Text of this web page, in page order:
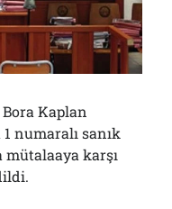
Bora Kaplan
numaralı sanık
mütalaaya karşı